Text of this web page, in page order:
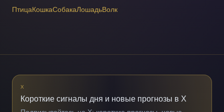
ПтицаКошкаСобакаЛошадьВолк
X
Короткие сигналы дня и новые прогнозы в X